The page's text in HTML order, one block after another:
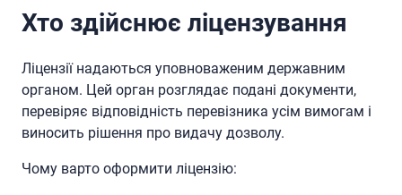
Хто здійснює ліцензування
Ліцензії надаються уповноваженим державним
органом. Цей орган розглядає подані документи,
перевіряє відповідність перевізника усім вимогам і
виносить рішення про видачу дозволу.
Чому варто оформити ліцензію: